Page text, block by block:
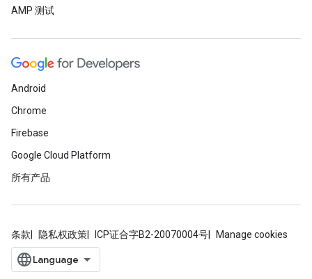
AMP 测试
Android
Chrome
Firebase
Google Cloud Platform
所有产品
条款 隐私权政策 ICP证合字B2-20070004号 Manage cookies